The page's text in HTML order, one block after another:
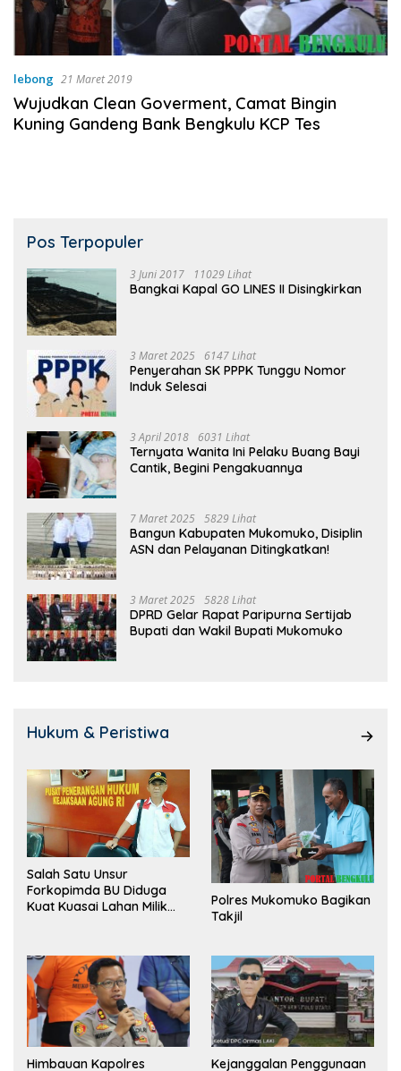
lebong 21 Maret 2019
Wujudkan Clean Goverment, Camat Bingin
Kuning Gandeng Bank Bengkulu KCP Tes
Pos Terpopuler
3 Juni 2017 11029 Lihat
Bangkai Kapal GO LINES II Disingkirkan
3 Maret 2025 6147 Lihat
Penyerahan SK PPPK Tunggu Nomor
Induk Selesai
3 April 2018 6031 Lihat
Ternyata Wanita Ini Pelaku Buang Bayi
Cantik, Begini Pengakuannya
7 Maret 2025 5829 Lihat
Bangun Kabupaten Mukomuko, Disiplin
ASN dan Pelayanan Ditingkatkan!
3 Maret 2025 5828 Lihat
DPRD Gelar Rapat Paripurna Sertijab
Bupati dan Wakil Bupati Mukomuko
Hukum & Peristiwa
Salah Satu Unsur
Forkopimda BU Diduga
Kuat Kuasai Lahan Milik
Polres Mukomuko Bagikan
Takjil
Himbauan Kapolres
Kejanggalan Penggunaan